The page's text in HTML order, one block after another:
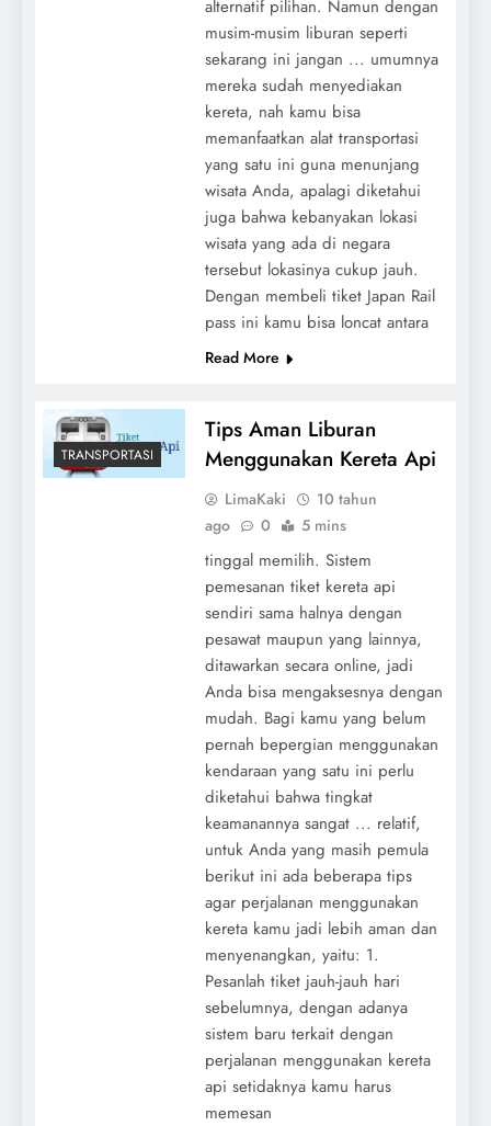
alternatif pilihan. Namun dengan
musim-musim liburan seperti
sekarang ini jangan ... umumnya
mereka sudah menyediakan
kereta, nah kamu bisa
memanfaatkan alat transportasi
yang satu ini guna menunjang
wisata Anda, apalagi diketahui
juga bahwa kebanyakan lokasi
wisata yang ada di negara
tersebut lokasinya cukup jauh.
Dengan membeli tiket Japan Rail
pass ini kamu bisa loncat antara
Read More
TRANSPORTASI
Tips Aman Liburan
Menggunakan Kereta Api
LimaKaki
10 tahun
ago
0 5 mins
tinggal memilih. Sistem
pemesanan tiket kereta api
sendiri sama halnya dengan
pesawat maupun yang lainnya,
ditawarkan secara online, jadi
Anda bisa mengaksesnya dengan
mudah. Bagi kamu yang belum
pernah bepergian menggunakan
kendaraan yang satu ini perlu
diketahui bahwa tingkat
keamanannya sangat ... relatif,
untuk Anda yang masih pemula
berikut ini ada beberapa tips
agar perjalanan menggunakan
kereta kamu jadi lebih aman dan
menyenangkan, yaitu: 1.
Pesanlah tiket jauh-jauh hari
sebelumnya, dengan adanya
sistem baru terkait dengan
perjalanan menggunakan kereta
api setidaknya kamu harus
memesan